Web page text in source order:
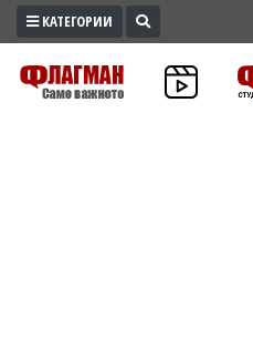
ПРОМО
ЗОНА
КАТЕГОРИИ